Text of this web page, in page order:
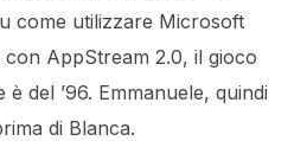
come utilizzare Microsoft
AppStream 2.0, il gioco
è del ’96. Emmanuele, quindi
di Blanca.